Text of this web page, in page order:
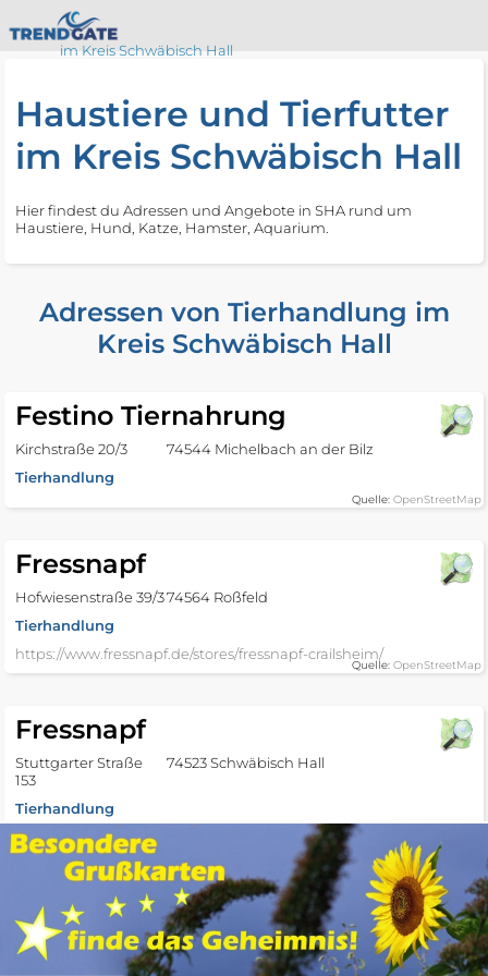
im Kreis Schwäbisch Hall
Haustiere und Tierfutter
im Kreis Schwäbisch Hall
Hier findest du Adressen und Angebote in SHA rund um
Haustiere, Hund, Katze, Hamster, Aquarium.
Adressen von Tierhandlung im
Kreis Schwäbisch Hall
Festino Tiernahrung
Kirchstraße 20/3
74544 Michelbach an der Bilz
Tierhandlung
Quelle: OpenStreetMap
Fressnapf
Hofwiesenstraße 39/374564 Roßfeld
Tierhandlung
https://www.fressnapf.de/stores/fressnapf-crailsheim/
Quelle: OpenStreetMap
Fressnapf
Stuttgarter Straße
153
74523 Schwäbisch Hall
Tierhandlung
Quelle:
Kontakt Impressum Nutzungsbedingungen Datenschutz
Tierhandlung in benachbarten